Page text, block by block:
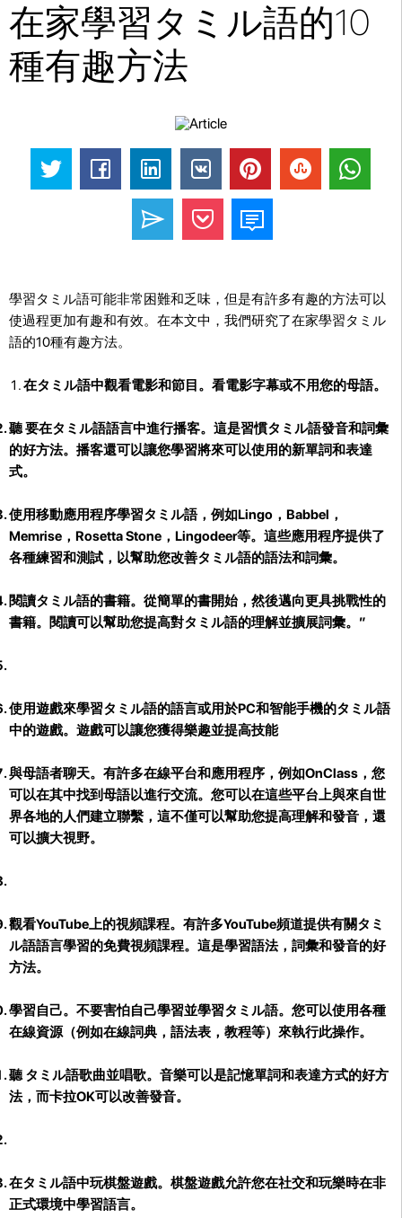
在家學習タミル語的10
種有趣方法
學習タミル語可能非常困難和乏味，但是有許多有趣的方法可以
使過程更加有趣和有效。在本文中，我們研究了在家學習タミル
語的10種有趣方法。
在タミル語中觀看電影和節目。看電影字幕或不用您的母語。
聽 要在タミル語語言中進行播客。 這是習慣タミル語發音和詞彙
的好方法。播客還可以讓您學習將來可以使用的新單詞和表達
式。
使用移動應用程序學習タミル語，例如Lingo，Babbel，
Memrise，Rosetta Stone，Lingodeer等。這些應用程序提供了
各種練習和測試，以幫助您改善タミル語的語法和詞彙。
閱讀タミル語的書籍。 從簡單的書開始，然後邁向更具挑戰性的
書籍。閱讀可以幫助您提高對タミル語的理解並擴展詞彙。”
使用遊戲來學習タミル語的語言或用於PC和智能手機的タミル語
中的遊戲。遊戲可以讓您獲得樂趣並提高技能
與母語者聊天。有許多在線平台和應用程序，例如OnClass，您
可以在其中找到母語以進行交流。您可以在這些平台上與來自世
界各地的人們建立聯繫，這不僅可以幫助您提高理解和發音，還
可以擴大視野。
觀看YouTube上的視頻課程。 有許多YouTube頻道提供有關タミ
ル語語言學習的免費視頻課程。這是學習語法，詞彙和發音的好
方法。
學習自己。 不要害怕自己學習並學習タミル語。您可以使用各種
在線資源（例如在線詞典，語法表，教程等）來執行此操作。
聽 タミル語歌曲並唱歌。 音樂可以是記憶單詞和表達方式的好方
法，而卡拉OK可以改善發音。
在タミル語中玩棋盤遊戲。 棋盤遊戲允許您在社交和玩樂時在非
正式環境中學習語言。